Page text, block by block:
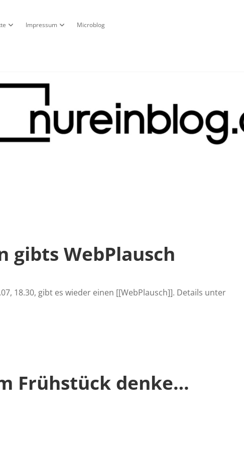
öffnen
Dropdown-Menü öffnen
Impressum Dropdown-Menü öffnen
Microblog
gibts WebPlausch
18.30, gibt es wieder einen [[WebPlausch]]. Details unter
Frühstück denke…